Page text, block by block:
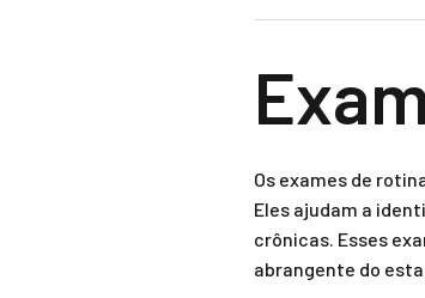
Os exames de
Eles ajudam a
crônicas. Esses
abrangente do